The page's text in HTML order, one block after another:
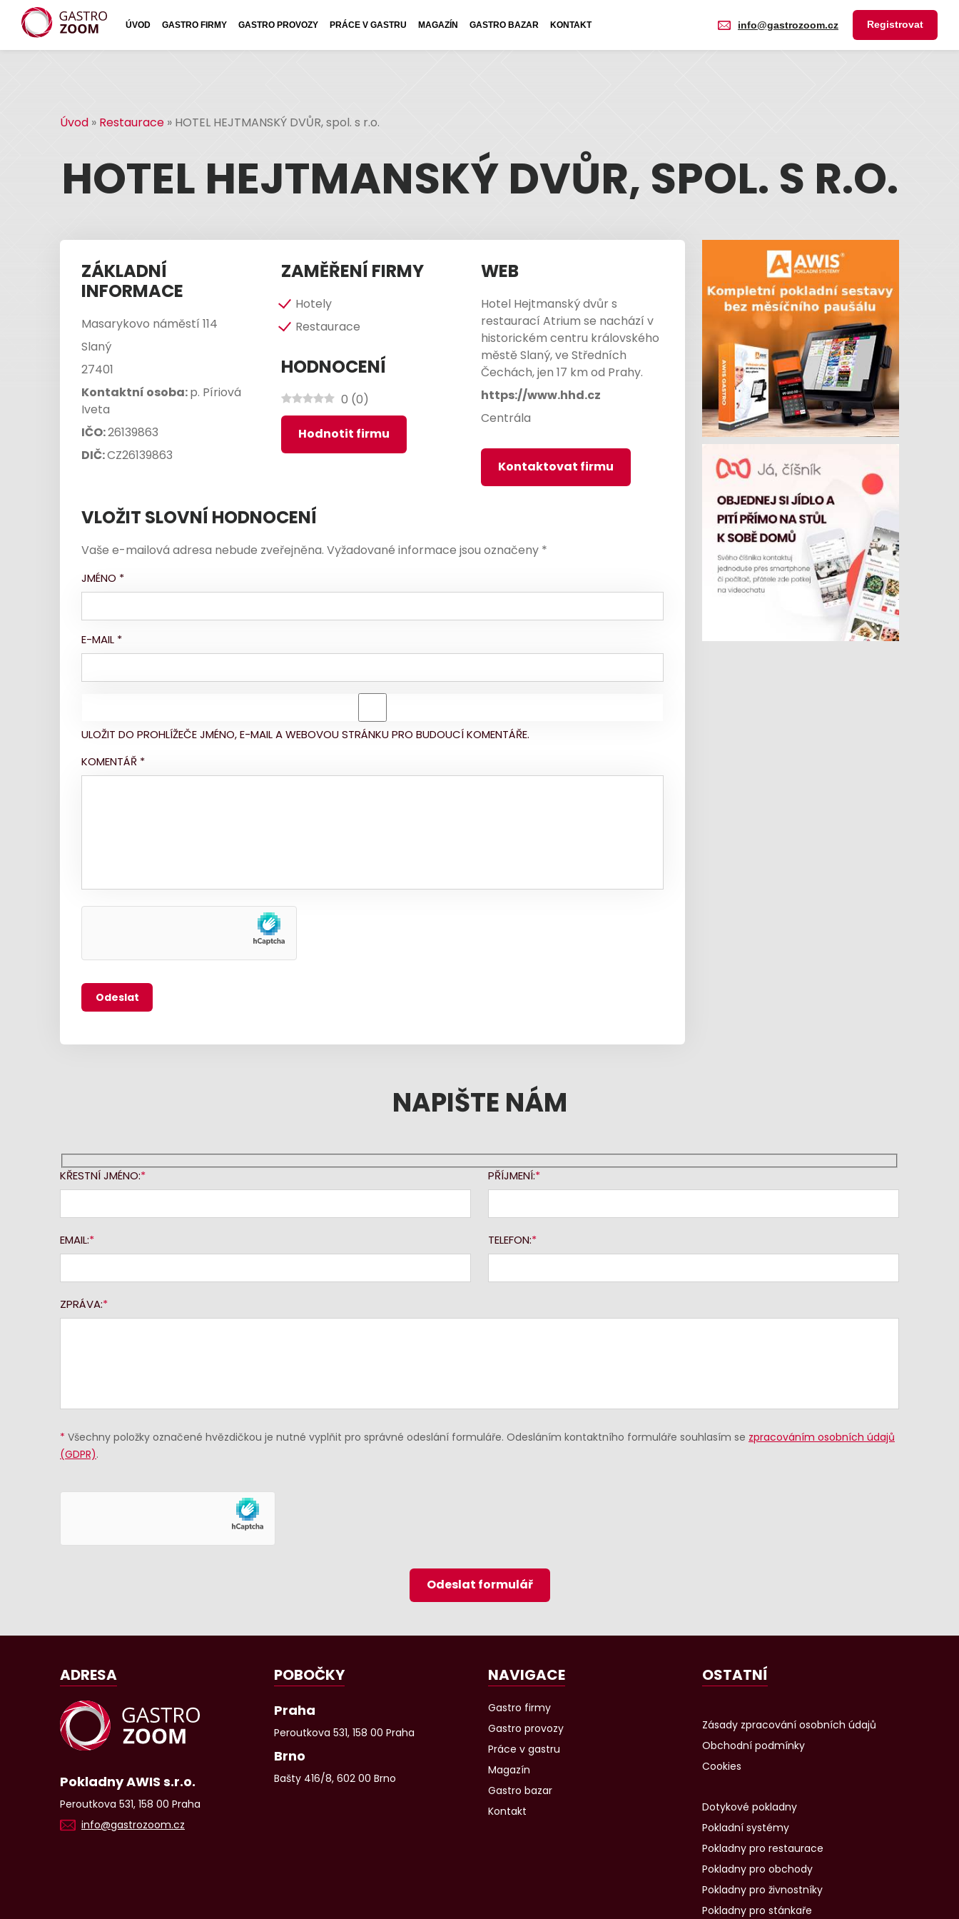
ÚVOD GASTRO FIRMY GASTRO PROVOZY PRÁCE V GASTRU MAGAZÍN GASTRO BAZAR KONTAKT info@gastrozoom.cz Registrovat
Úvod » Restaurace » HOTEL HEJTMANSKÝ DVŮR, spol. s r.o.
HOTEL HEJTMANSKÝ DVŮR, SPOL. S R.O.
ZÁKLADNÍ
INFORMACE
Masarykovo náměstí 114
Slaný
27401
Kontaktní osoba:p. Píriová
Iveta
IČO:26139863
DIČ:CZ26139863
ZAMĚŘENÍ FIRMY
Hotely
Restaurace
HODNOCENÍ
0 (0)
Hodnotit firmu
WEB
Hotel Hejtmanský dvůr s
restaurací Atrium se nachází v
historickém centru královského
městě Slaný, ve Středních
Čechách, jen 17 km od Prahy.
https://www.hhd.cz
Centrála
Kontaktovat firmu
VLOŽIT SLOVNÍ HODNOCENÍ
Vaše e-mailová adresa nebude zveřejněna. Vyžadované informace jsou označeny *
JMÉNO *
E-MAIL *
ULOŽIT DO PROHLÍŽEČE JMÉNO, E-MAIL A WEBOVOU STRÁNKU PRO BUDOUCÍ KOMENTÁŘE.
KOMENTÁŘ *
NAPIŠTE NÁM
KŘESTNÍ JMÉNO: PŘÍJMENÍ:
EMAIL: TELEFON:
ZPRÁVA:
* Všechny položky označené hvězdičkou je nutné vyplňit pro správné odeslání formuláře. Odesláním kontaktního formuláře souhlasím se zpracováním osobních údajů
(GDPR).
Odeslat formulář
ADRESA
Pokladny AWIS s.r.o.
Peroutkova 531, 158 00 Praha
info@gastrozoom.cz
POBOČKY
Praha
Peroutkova 531, 158 00 Praha
Brno
Bašty 416/8, 602 00 Brno
NAVIGACE
Gastro firmy
Gastro provozy
Práce v gastru
Magazín
Gastro bazar
Kontakt
OSTATNÍ
Zásady zpracování osobních údajů
Obchodní podmínky
Cookies
Dotykové pokladny
Pokladní systémy
Pokladny pro restaurace
Pokladny pro obchody
Pokladny pro živnostníky
Pokladny pro stánkaře